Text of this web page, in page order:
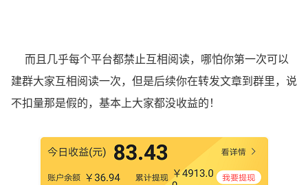
而且几乎每个平台都禁止互相阅读，哪怕你第一次可以
建群大家互相阅读一次，但是后续你在转发文章到群里，说
不扣量那是假的，基本上大家都没收益的！